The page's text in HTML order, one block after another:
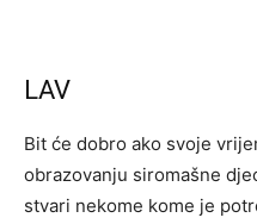
LAV
Bit će dobro ako svoje
obrazovanju siromašne
stvari nekome kome je